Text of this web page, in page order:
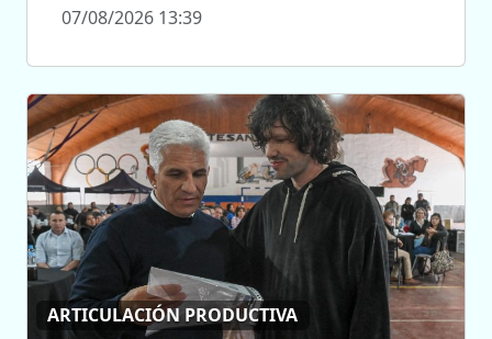
07/08/2026 13:39
ARTICULACIÓN PRODUCTIVA